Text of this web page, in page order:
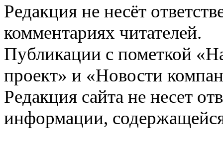
Редакция не несёт
комментариях читателей.
Публикации с пометкой
проект» и «Новости
Редакция сайта не несет
информации,